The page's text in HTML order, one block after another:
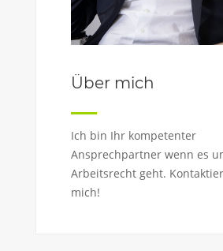
Über mich
Ich bin Ihr kompetenter
Ansprechpartner wenn es
Arbeitsrecht geht.
mich!